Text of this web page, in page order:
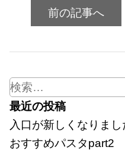
前の記事へ
検
索:
最近の投稿
入口が新しくなりまし
おすすめパスタpart2